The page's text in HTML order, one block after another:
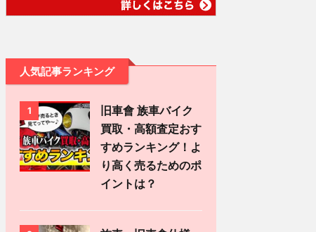
人気記事ランキング
1
旧車會 族車バイク
買取・高額査定おす
すめランキング！よ
り高く売るためのポ
イントは？